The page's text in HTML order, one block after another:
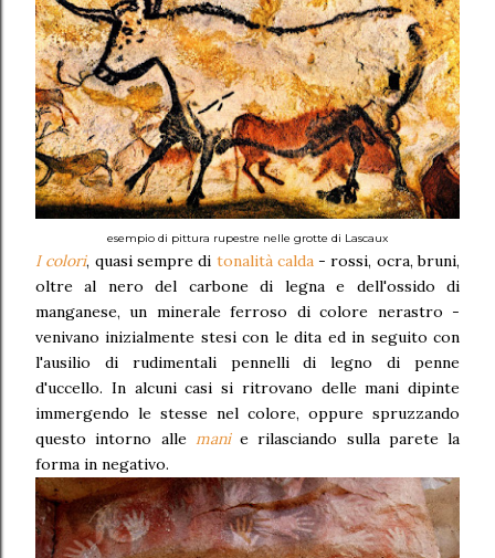
esempio di pittura rupestre nelle grotte di Lascaux
I colori, quasi sempre di tonalità calda- rossi, ocra, bruni,
oltre al nero del carbone di legna e dell'ossido di
manganese, un minerale ferroso di colore nerastro -
venivano inizialmente stesi con le dita ed in seguito con
l'ausilio di rudimentali pennelli di legno di penne
d'uccello. In alcuni casi si ritrovano delle mani dipinte
immergendo le stesse nel colore, oppure spruzzando
questo intorno alle manie rilasciando sulla parete la
forma in negativo.